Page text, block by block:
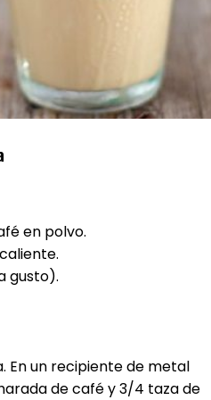
en polvo.
gusto).
En un recipiente de metal
de café y 3/4 taza de